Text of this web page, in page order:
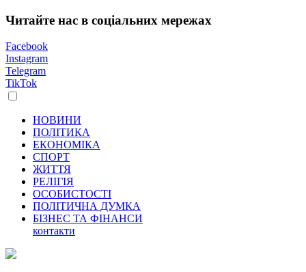
Читайте нас в соціальних мережах
Facebook
Instagram
Telegram
TikTok
НОВИНИ
ПОЛІТИКА
ЕКОНОМІКА
СПОРТ
ЖИТТЯ
РЕЛІГІЯ
ОСОБИСТОСТІ
ПОЛІТИЧНА ДУМКА
БІЗНЕС ТА ФІНАНСИ
контакти